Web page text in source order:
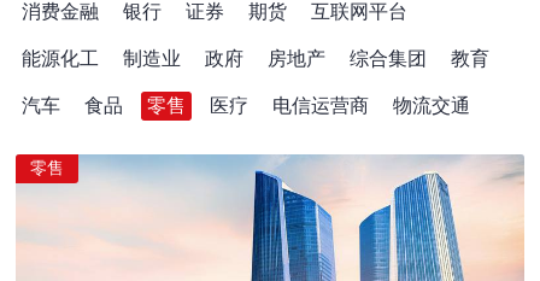
消费金融 银行 证券 期货 互联网平台
能源化工 制造业 政府 房地产 综合集团 教育
汽车 食品 零售 医疗 电信运营商 物流交通
零售